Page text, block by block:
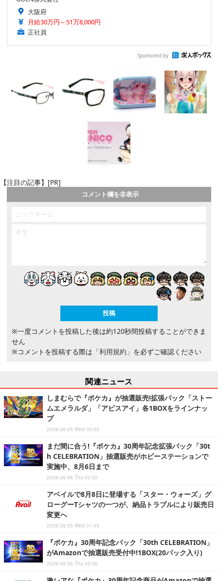
大阪府
月給30万円～51万8,000円
正社員
Sponsored by
【注目の記事】[PR]
コメント欄を非表示
※一度コメントを投稿した後は約120秒間投稿することができま
せん
※コメントを投稿する際は 「利用規約」 を必ずご確認ください
関連ニュース
しまむらで『ポケカ』が抽選販売!拡張パック「ストー
ムエメラルダ」「アビスアイ」各1BOXをラインナッ
プ
2026.08.05 Wed 05:00
まだ間に合う!『ポケカ』30周年記念拡張パック「30t
h CELEBRATION」抽選販売がホビーステーションで
実施中、8月6日まで
2026.08.06 Thu 03:00
アベイルで8月8日に登場する「スター・ウォーズ」グ
ローグーTシャツの一つが、納品トラブルにより販売日
変更へ
2026.08.05 Wed 01:45
『ポケカ』30周年記念パック「30th CELEBRATION」
がAmazonで抽選販売受付中!1BOX(20パック入り)
2026.08.06 Thu 03:30